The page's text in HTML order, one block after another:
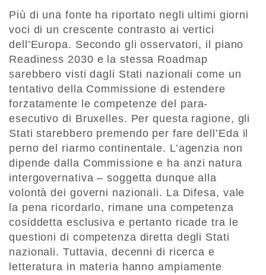
Più di una fonte ha riportato negli ultimi giorni
voci di un crescente contrasto ai vertici
dell’Europa. Secondo gli osservatori, il piano
Readiness 2030 e la stessa Roadmap
sarebbero visti dagli Stati nazionali come un
tentativo della Commissione di estendere
forzatamente le competenze del para-
esecutivo di Bruxelles. Per questa ragione, gli
Stati starebbero premendo per fare dell’Eda il
perno del riarmo continentale. L’agenzia non
dipende dalla Commissione e ha anzi natura
intergovernativa – soggetta dunque alla
volontà dei governi nazionali. La Difesa, vale
la pena ricordarlo, rimane una competenza
cosiddetta esclusiva e pertanto ricade tra le
questioni di competenza diretta degli Stati
nazionali. Tuttavia, decenni di ricerca e
letteratura in materia hanno ampiamente